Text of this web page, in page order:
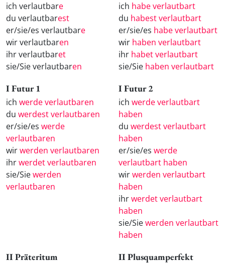
ich verlautbare
du verlautbarest
er/sie/es verlautbare
wir verlautbaren
ihr verlautbaret
sie/Sie verlautbaren
ich habe verlautbart
du habest verlautbart
er/sie/es habe verlautbart
wir haben verlautbart
ihr habet verlautbart
sie/Sie haben verlautbart
I Futur 1
ich werde verlautbaren
du werdest verlautbaren
er/sie/es werde
verlautbaren
wirwerden verlautbaren
ihrwerdet verlautbaren
sie/Siewerden
verlautbaren
I Futur 2
ich werde verlautbart
haben
du werdest verlautbart
haben
er/sie/es werde
verlautbart haben
wirwerden verlautbart
haben
ihrwerdet verlautbart
haben
sie/Siewerden verlautbart
haben
II Präteritum II Plusquamperfekt